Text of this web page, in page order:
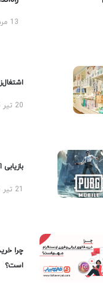
13 مرداد 1405
20 تیر 1405
چرا
است؟